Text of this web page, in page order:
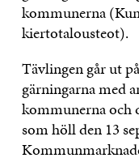
kommunerna
kiertotalousteot).
Tävlingen går ut
gärningarna med
kommunerna och
som höll den 13